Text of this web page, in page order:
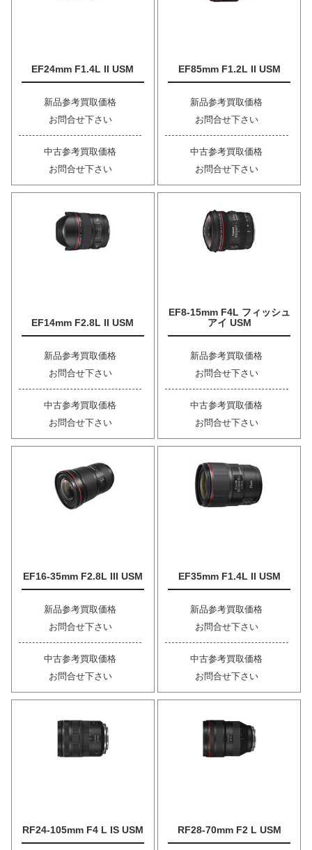
EF24mm F1.4L II USM
新品参考買取価格
お問合せ下さい
中古参考買取価格
お問合せ下さい
EF85mm F1.2L II USM
新品参考買取価格
お問合せ下さい
中古参考買取価格
お問合せ下さい
EF14mm F2.8L II USM
新品参考買取価格
お問合せ下さい
中古参考買取価格
お問合せ下さい
EF8-15mm F4L フィッシュ
アイ USM
新品参考買取価格
お問合せ下さい
中古参考買取価格
お問合せ下さい
EF16-35mm F2.8L III USM
新品参考買取価格
お問合せ下さい
中古参考買取価格
お問合せ下さい
EF35mm F1.4L II USM
新品参考買取価格
お問合せ下さい
中古参考買取価格
お問合せ下さい
RF24-105mm F4 L IS USM RF28-70mm F2 L USM